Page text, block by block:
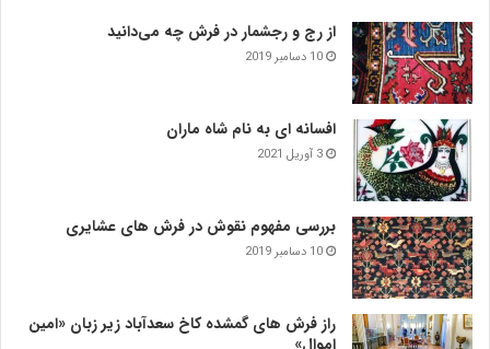
از رج و رجشمار در فرش چه می‌دانید
10 دسامبر 2019
افسانه ای به نام شاه ماران
3 آوریل 2021
بررسی مفهوم نقوش در فرش‌ های عشایری
10 دسامبر 2019
راز فرش های گمشده کاخ سعدآباد زیر زبان «امین